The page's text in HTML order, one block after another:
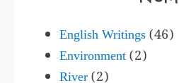
English Writings(46)
Environment(2)
River(2)